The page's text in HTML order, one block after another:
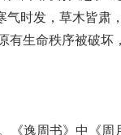
气时发，草木皆肃
有生命秩序被破坏
《逸周书》中《周